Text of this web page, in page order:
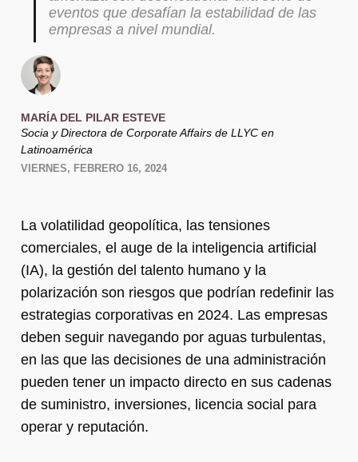
eventos que desafían la estabilidad de las
empresas a nivel mundial.
MARÍA DEL PILAR ESTEVE
Socia y Directora de Corporate Affairs de LLYC en
Latinoamérica
VIERNES, FEBRERO 16, 2024
La volatilidad geopolítica, las tensiones
comerciales, el auge de la inteligencia artificial
(IA), la gestión del talento humano y la
polarización son riesgos que podrían redefinir las
estrategias corporativas en 2024. Las empresas
deben seguir navegando por aguas turbulentas,
en las que las decisiones de una administración
pueden tener un impacto directo en sus cadenas
de suministro, inversiones, licencia social para
operar y reputación.